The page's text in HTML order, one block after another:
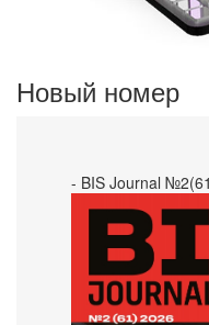
Новый номер
- BIS Journal